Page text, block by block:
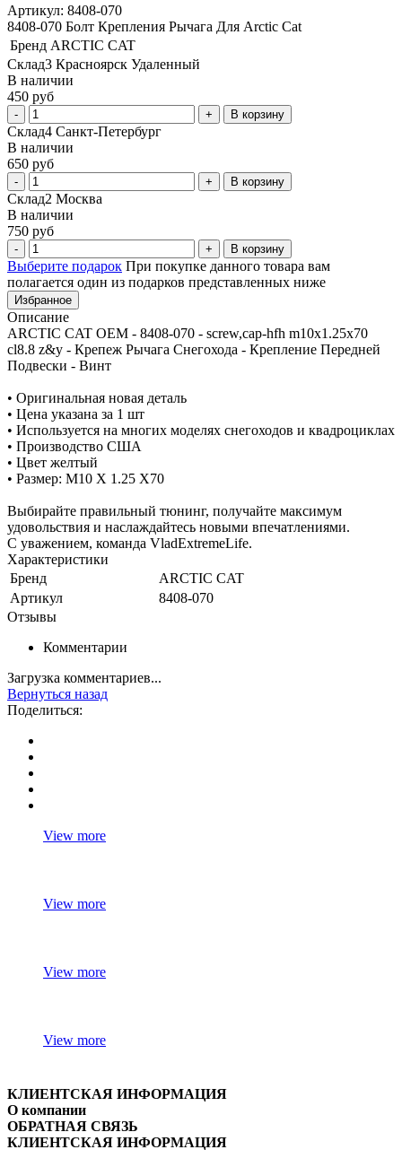
Артикул: 8408-070
8408-070 Болт Крепления Рычага Для Arctic Cat
Бренд ARCTIC CAT
Склад3 Красноярск Удаленный
В наличии
450 руб
В корзину
Склад4 Санкт-Петербург
В наличии
650 руб
В корзину
Склад2 Москва
В наличии
750 руб
В корзину
Выберите подарок При покупке данного товара вам
полагается один из подарков представленных ниже
Избранное
Описание
ARCTIC CAT OEM - 8408-070 - screw,cap-hfh m10x1.25x70
cl8.8 z&y - Крепеж Рычага Снегохода - Крепление Передней
Подвески - Винт
• Оригинальная новая деталь
• Цена указана за 1 шт
• Используется на многих моделях снегоходов и квадроциклах
• Производство США
• Цвет желтый
• Размер: M10 X 1.25 X70
Выбирайте правильный тюнинг, получайте максимум
удовольствия и наслаждайтесь новыми впечатлениями.
С уважением, команда VladExtremeLife.
Характеристики
Бренд
ARCTIC CAT
Артикул
8408-070
Отзывы
Комментарии
Загрузка комментариев...
Вернуться назад
Поделиться:
View more
View more
View more
View more
КЛИЕНТСКАЯ ИНФОРМАЦИЯ
О компании
ОБРАТНАЯ СВЯЗЬ
КЛИЕНТСКАЯ ИНФОРМАЦИЯ